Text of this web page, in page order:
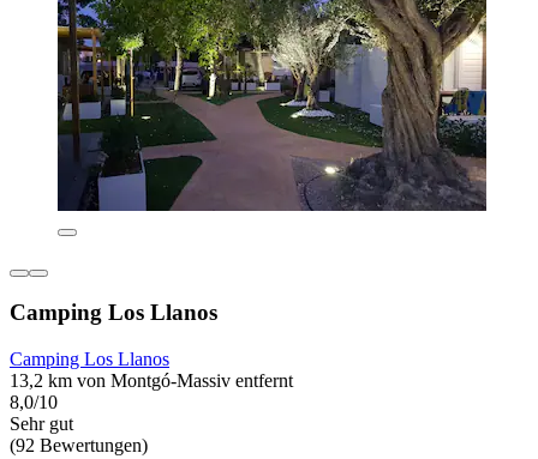
Camping Los Llanos
Camping Los Llanos
13,2 km von Montgó-Massiv entfernt
8,0/10
Sehr gut
(92 Bewertungen)